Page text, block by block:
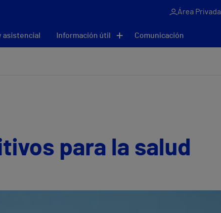
Área Privada
asistencial Información útil Comunicación
para la salud